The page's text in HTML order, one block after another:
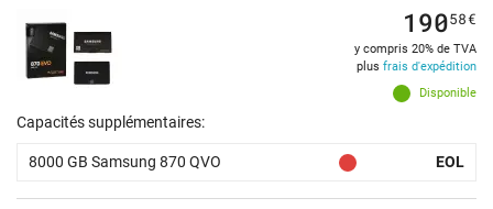
Disponible
19058€
y compris 20% de TVA
plus frais d'expédition
Capacités supplémentaires:
8000 GB Samsung 870 QVO EOL